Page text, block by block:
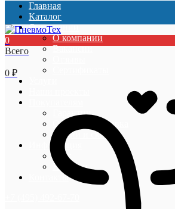
Главная
Каталог
О компании
О компании
Вакансии
Гарантии
Оплата и доставка
Акции и скидки
Информация
Блог
Новости
Контакты
0
Всего
0 ₽